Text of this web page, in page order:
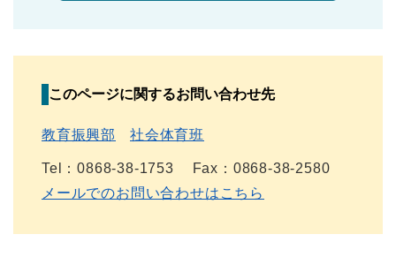
このページに関するお問い合わせ先
教育振興部 社会体育班
Tel：0868-38-1753
Fax：0868-38-2580
メールでのお問い合わせはこちら